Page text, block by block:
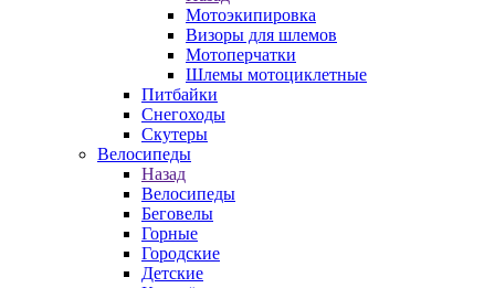
Мотоэкипировка
Визоры для шлемов
Мотоперчатки
Шлемы мотоциклетные
Питбайки
Снегоходы
Скутеры
Велосипеды
Назад
Велосипеды
Беговелы
Горные
Городские
Детские